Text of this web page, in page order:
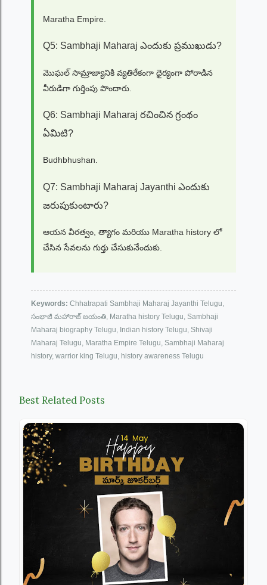
Maratha Empire.
Q5: Sambhaji Maharaj ఎందుకు ప్రముఖుడు?
మొఘల్ సామ్రాజ్యానికి వ్యతిరేకంగా ధైర్యంగా పోరాడిన
వీరుడిగా గుర్తింపు పొందారు.
Q6: Sambhaji Maharaj రచించిన గ్రంథం
ఏమిటి?
Budhbhushan.
Q7: Sambhaji Maharaj Jayanthi ఎందుకు
జరుపుకుంటారు?
ఆయన వీరత్వం, త్యాగం మరియు Maratha history లో
చేసిన సేవలను గుర్తు చేసుకునేందుకు.
Keywords: Chhatrapati Sambhaji Maharaj Jayanthi Telugu,
సంభాజీ మహారాజ్ జయంతి, Maratha history Telugu, Sambhaji
Maharaj biography Telugu, Indian history Telugu, Shivaji
Maharaj Telugu, Maratha Empire Telugu, Sambhaji Maharaj
history, warrior king Telugu, history awareness Telugu
Best Related Posts